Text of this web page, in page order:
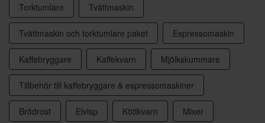
Torktumlare Tvättmaskin
Tvättmaskin och torktumlare paket Espressomaskin
Kaffebryggare Kaffekvarn Mjölkskummare
Tillbehör till kaffebryggare & espressomaskiner
Brödrost Elvisp Köttkvarn Mixer